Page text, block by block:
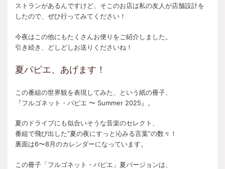
ストランがあるんですけど、そこのお店は私の友人が店舗設計を
したので、ぜひ行ってみてください！
今夜はこの他にもたくさんお便りをご紹介しました。
引き続き、どしどしお送りくださいね！
夏パピエ、あげます！
この番組の世界観を表現してみた、という紙の冊子、
『フルゴネット・パピエ 〜 Summer 2025』。
夏のドライブにも似合いそうな音楽のセレクト、
番組で飛び出した”夏の夜にすっと沁みる言葉”の数々！
裏面は6〜8月のカレンダーになっています。
この冊子「フルゴネット・パピエ」夏バージョンは、